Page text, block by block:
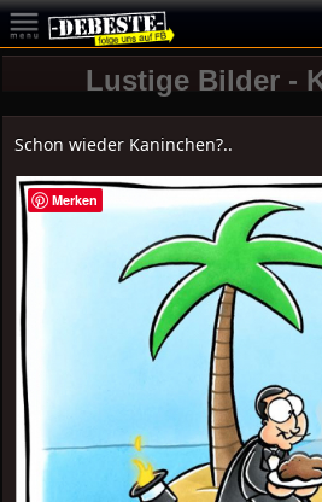
Lustige Bilder -
Schon wieder Kaninchen?..
Merken